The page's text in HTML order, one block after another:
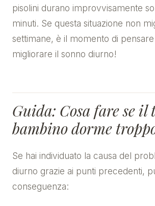
pisolini durano improvvisamente
minuti. Se questa situazione non
settimane, è il momento di
migliorare il sonno diurno!
Guida: Cosa fare se il
bambino dorme
Se hai individuato la causa del
diurno grazie ai punti precedenti,
conseguenza: